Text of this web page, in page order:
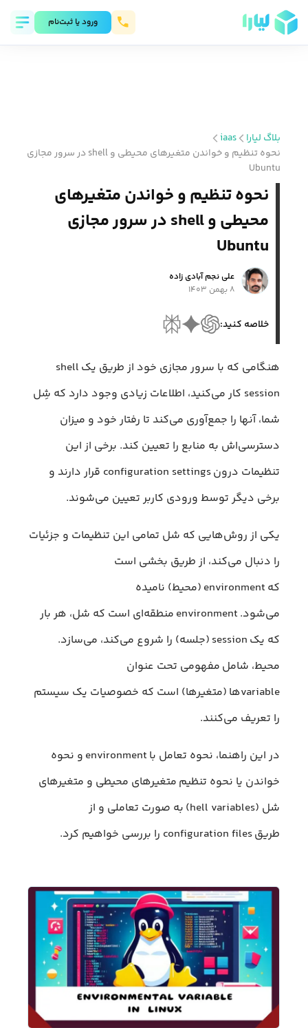
ورود يا ثبت‌نام
بلاگ لیارا
iaas
نحوه تنظیم و خواندن متغیرهای محیطی و shell در سرور مجازی
Ubuntu
نحوه تنظیم و خواندن متغیرهای
محیطی و shell در سرور مجازی
Ubuntu
علی نجم آبادی زاده
۸ بهمن ۱۴۰۳
خلاصه کنید:
هنگامی که با سرور مجازی خود از طریق یک shell
session کار می‌کنید، اطلاعات زیادی وجود دارد که شِل
شما، آنها را جمع‌آوری می‌کند تا رفتار خود و میزان
دسترسی‌اش به منابع را تعیین کند. برخی از این
تنظیمات درون configuration settings قرار دارند و
برخی دیگر توسط ورودی کاربر تعیین می‌شوند.
یکی از روش‌هایی که شل تمامی این تنظیمات و جزئیات
را دنبال می‌کند، از طریق بخشی است
که environment (محیط) نامیده
می‌شود. environment منطقه‌ای است که شل، هر بار
که یک session (جلسه) را شروع می‌کند، می‌سازد.
محیط، شامل مفهومی تحت عنوان
variableها (متغیرها) است که خصوصیات یک سیستم
را تعریف می‌کنند.
در این راهنما، نحوه تعامل با environment و نحوه
خواندن یا نحوه تنظیم متغیرهای محیطی و متغیرهای
شل (hell variables) به صورت تعاملی و از
طریق configuration files را بررسی خواهیم کرد.